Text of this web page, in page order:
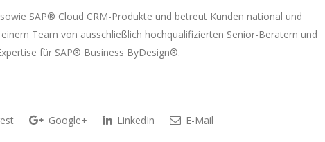
SAP® Cloud CRM-Produkte und betreut Kunden national und
Team von ausschließlich hochqualifizierten Senior-Beratern und
für SAP® Business ByDesign®.
Google+ LinkedIn E-Mail